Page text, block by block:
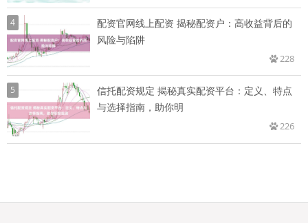
4
配资官网线上配资 揭秘配资户：高收益背后的
风险与陷阱
228
5
信托配资规定 揭秘真实配资平台：定义、特点
与选择指南，助你明
226